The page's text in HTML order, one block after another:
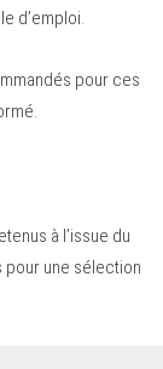
d’emploi.
pour ces
à l’issue du
une sélection